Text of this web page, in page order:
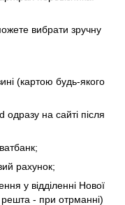
вибрати зручну
(картою будь-якого
на сайті після
рахунок;
у відділенні Нової
- при отрманні)